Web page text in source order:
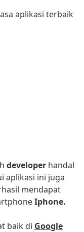
aplikasi terbaik
developer handal
aplikasi ini juga
mendapat
Iphone.
baik di Google